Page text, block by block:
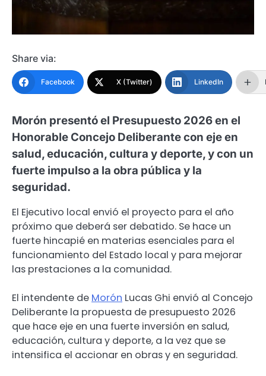
Share via:
Facebook X (Twitter) LinkedIn
Morón presentó el Presupuesto 2026 en el
Honorable Concejo Deliberante con eje en
salud, educación, cultura y deporte, y con un
fuerte impulso a la obra pública y la
seguridad.
El Ejecutivo local envió el proyecto para el año
próximo que deberá ser debatido. Se hace un
fuerte hincapié en materias esenciales para el
funcionamiento del Estado local y para mejorar
las prestaciones a la comunidad.
El intendente de Morón Lucas Ghi envió al Concejo
Deliberante la propuesta de presupuesto 2026
que hace eje en una fuerte inversión en salud,
educación, cultura y deporte, a la vez que se
intensifica el accionar en obras y en seguridad.